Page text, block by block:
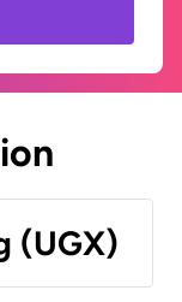
(UGX)